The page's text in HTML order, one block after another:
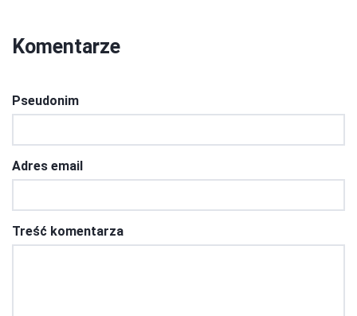
Komentarze
Pseudonim
Adres email
Treść komentarza